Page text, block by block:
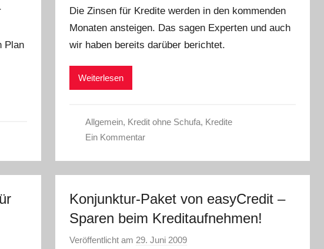
Plan
n
C
h
e
Die Zinsen für Kredite werden in den kommenden
Monaten ansteigen. Das sagen Experten und auch
wir haben bereits darüber berichtet.
Weiterlesen
Allgemein, Kredit ohne Schufa, Kredite
Ein Kommentar
Konjunktur-Paket von easyCredit –
Sparen beim Kreditaufnehmen!
Veröffentlicht am 29. Juni 2009v